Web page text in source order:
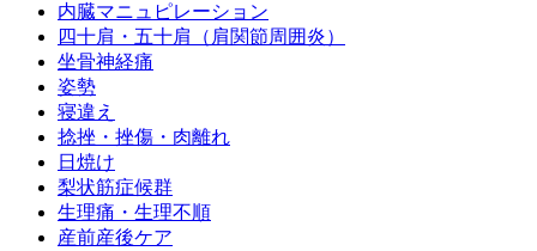
内臓マニュピレーション
四十肩・五十肩（肩関節周囲炎）
坐骨神経痛
姿勢
寝違え
捻挫・挫傷・肉離れ
日焼け
梨状筋症候群
生理痛・生理不順
産前産後ケア